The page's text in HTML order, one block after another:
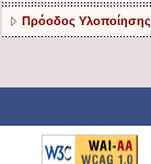
Πρόοδος Υλοποίησης